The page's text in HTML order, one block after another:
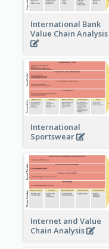
International Bank
Value Chain Analysis
International
Sportswear
Internet and Value
Chain Analysis